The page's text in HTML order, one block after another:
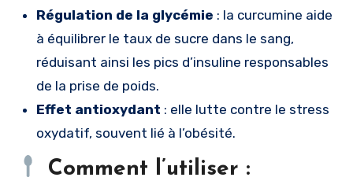
Régulation de la glycémie : la curcumine aide
à équilibrer le taux de sucre dans le sang,
réduisant ainsi les pics d’insuline responsables
de la prise de poids.
Effet antioxydant : elle lutte contre le stress
oxydatif, souvent lié à l’obésité.
Comment l’utiliser :